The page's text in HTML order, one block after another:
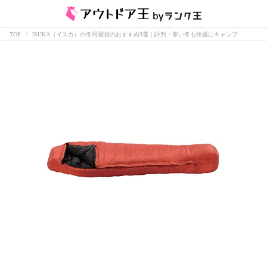
TOP ISUKA（イスカ）の冬用寝袋のおすすめ3選｜評判・寒い冬も快適にキャンプ